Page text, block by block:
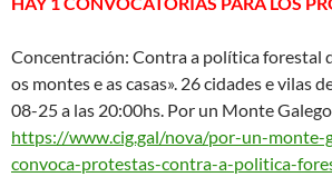
Concentración: Contra a política forestal
os montes e as casas». 26 cidades e vilas
08-25 a las 20:00hs. Por un Monte
https://www.cig.gal/nova/por-un-monte-
convoca-protestas-contra-a-politica-